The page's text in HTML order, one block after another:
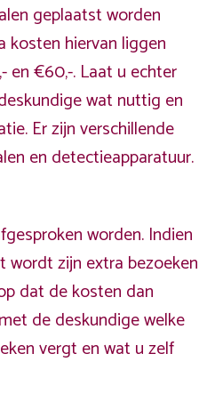
geplaatst worden
kosten hiervan liggen
en €60,-. Laat u echter
wat nuttig en
Er zijn verschillende
en detectieapparatuur.
worden. Indien
zijn extra bezoeken
dat de kosten dan
de deskundige welke
vergt en wat u zelf